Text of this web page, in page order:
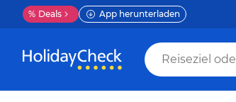
% Deals App herunterladen